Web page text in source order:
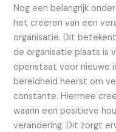
Nog een belangrijk
het creëren van een
organisatie. Dit
de organisatie plaats is
openstaat voor nieuwe
bereidheid heerst om
constante. Hiermee
waarin een positieve
verandering. Dit zorgt